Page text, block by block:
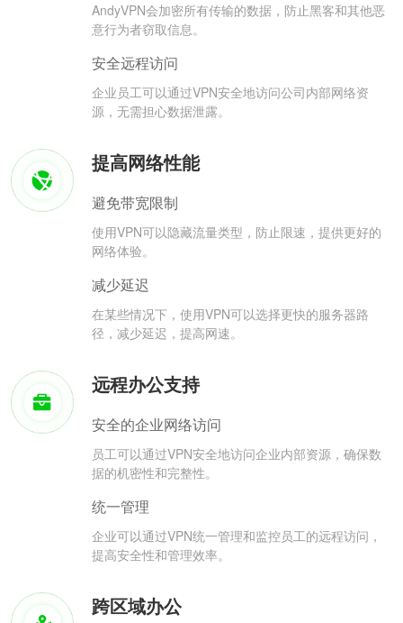
AndyVPN会加密所有传输的数据，防止黑客和其他恶
意行为者窃取信息。
安全远程访问
企业员工可以通过VPN安全地访问公司内部网络资
源，无需担心数据泄露。
提高网络性能
避免带宽限制
使用VPN可以隐藏流量类型，防止限速，提供更好的
网络体验。
减少延迟
在某些情况下，使用VPN可以选择更快的服务器路
径，减少延迟，提高网速。
远程办公支持
安全的企业网络访问
员工可以通过VPN安全地访问企业内部资源，确保数
据的机密性和完整性。
统一管理
企业可以通过VPN统一管理和监控员工的远程访问，
提高安全性和管理效率。
跨区域办公